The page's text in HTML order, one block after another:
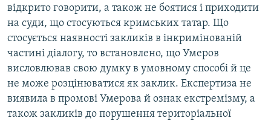
відкрито говорити, а також не боятися і приходити
на суди, що стосуються кримських татар. Що
стосується наявності закликів в інкримінованій
частині діалогу, то встановлено, що Умеров
висловлював свою думку в умовному способі й це
не може розцінюватися як заклик. Експертиза не
виявила в промові Умерова й ознак екстремізму, а
також закликів до порушення територіальної